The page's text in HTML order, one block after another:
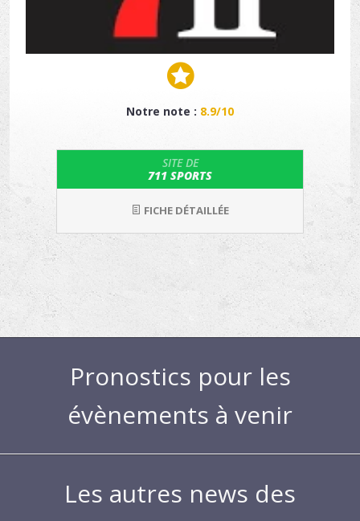
Notre note : 8.9/10
SITE DE
711 SPORTS
FICHE DÉTAILLÉE
Pronostics pour les
évènements à venir
Les autres news des